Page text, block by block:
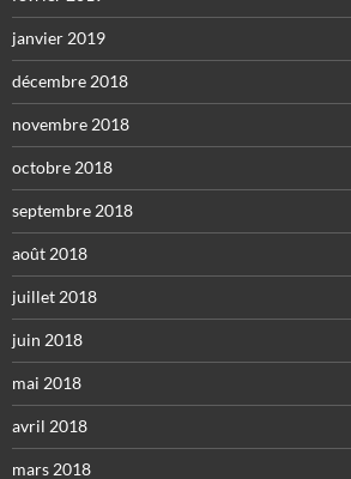
janvier 2019
décembre 2018
novembre 2018
octobre 2018
septembre 2018
août 2018
juillet 2018
juin 2018
mai 2018
avril 2018
mars 2018